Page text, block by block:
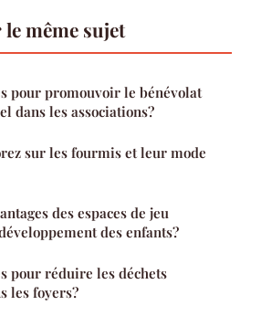
même sujet
pour promouvoir le bénévolat
dans les associations?
sur les fourmis et leur mode
des espaces de jeu
des enfants?
pour réduire les déchets
les foyers?